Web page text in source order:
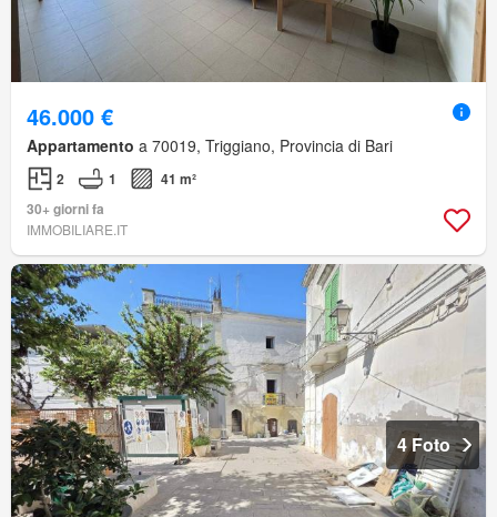
46.000 €
Appartamento a 70019, Triggiano, Provincia di Bari
2 1
41 m²
30+ giorni fa
IMMOBILIARE.IT
4 Foto